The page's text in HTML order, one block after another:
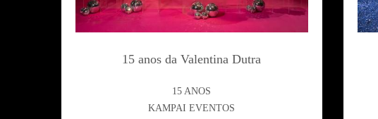
15 anos da Valentina Dutra
15 ANOS
KAMPAI EVENTOS